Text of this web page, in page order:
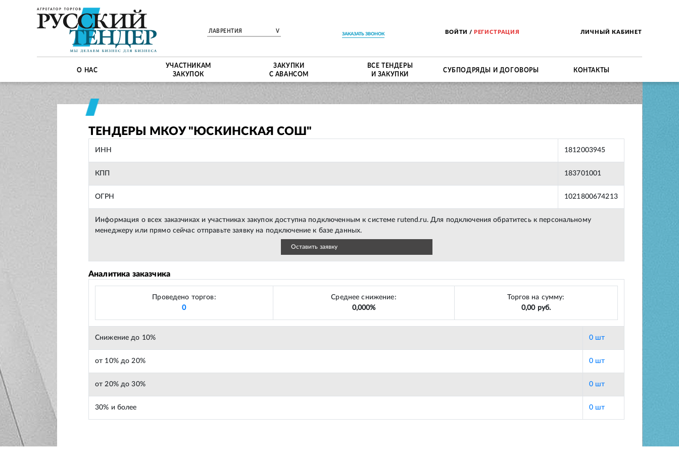
ЛАВРЕНТИЯ V ЗАКАЗАТЬ ЗВОНОК ВОЙТИ / РЕГИСТРАЦИЯ ЛИЧНЫЙ КАБИНЕТ
О НАС
УЧАСТНИКАМ
ЗАКУПОК
ЗАКУПКИ
С АВАНСОМ
ВСЕ ТЕНДЕРЫ
И ЗАКУПКИ
СУБПОДРЯДЫ И ДОГОВОРЫ КОНТАКТЫ
ТЕНДЕРЫ МКОУ "ЮСКИНСКАЯ СОШ"
ИНН 1812003945
КПП 183701001
ОГРН 1021800674213
Информация о всех заказчиках и участниках закупок доступна подключенным к системе rutend.ru. Для подключения обратитесь к персональному
менеджеру или прямо сейчас отправьте заявку на подключение к базе данных.
Оставить заявку
Аналитика заказчика
Проведено торгов:
0
Среднее снижение:
0,000%
Торгов на сумму:
0,00 руб.
Снижение до 10% 0 шт
от 10% до 20% 0 шт
от 20% до 30% 0 шт
30% и более 0 шт